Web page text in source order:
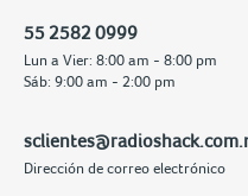
55 2582 0999
Lun a Vier: 8:00 am - 8:00 pm
Sáb: 9:00 am - 2:00 pm
Dirección de correo electrónico